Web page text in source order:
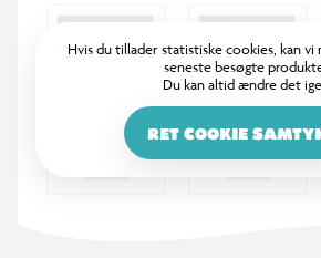
Hvis du tillader statistiske cookies, kan vi
seneste besøgte
Du kan altid ændre det
RET COOKIE